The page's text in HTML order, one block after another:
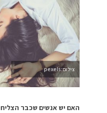
צילום:pexels
האם יש אנשים שכבר